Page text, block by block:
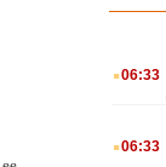
.06:33
.06:33